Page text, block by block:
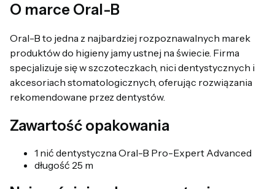
O marce Oral-B
Oral-B to jedna z najbardziej rozpoznawalnych marek
produktów do higieny jamy ustnej na świecie. Firma
specjalizuje się w szczoteczkach, nici dentystycznych i
akcesoriach stomatologicznych, oferując rozwiązania
rekomendowane przez dentystów.
Zawartość opakowania
1 nić dentystyczna Oral-B Pro-Expert Advanced
długość 25 m